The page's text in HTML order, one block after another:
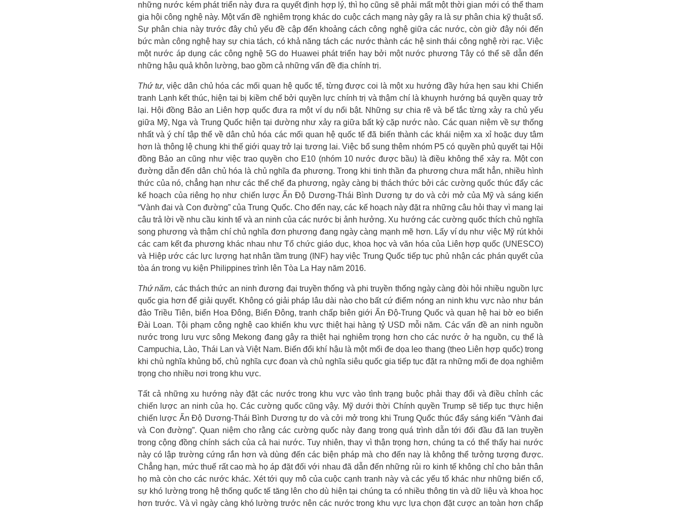
những nước kém phát triển này đưa ra quyết định hợp lý, thì họ cũng sẽ phải mất một thời gian mới có thể tham
gia hội công nghệ này. Một vấn đề nghiêm trọng khác do cuộc cách mạng này gây ra là sự phân chia kỹ thuật số.
Sự phân chia này trước đây chủ yếu đề cập đến khoảng cách công nghệ giữa các nước, còn giờ đây nói đến
bức màn công nghệ hay sự chia tách, có khả năng tách các nước thành các hệ sinh thái công nghệ rời rạc. Việc
một nước áp dụng các công nghệ 5G do Huawei phát triển hay bởi một nước phương Tây có thể sẽ dẫn đến
những hậu quả khôn lường, bao gồm cả những vấn đề địa chính trị.
Thứ tư, việc dân chủ hóa các mối quan hệ quốc tế, từng được coi là một xu hướng đầy hứa hẹn sau khi Chiến
tranh Lạnh kết thúc, hiện tại bị kiềm chế bởi quyền lực chính trị và thậm chí là khuynh hướng bá quyền quay trở
lại. Hội đồng Bảo an Liên hợp quốc đưa ra một ví dụ nổi bật. Những sự chia rẽ và bế tắc từng xảy ra chủ yếu
giữa Mỹ, Nga và Trung Quốc hiện tại dường như xảy ra giữa bất kỳ cặp nước nào. Các quan niệm về sự thống
nhất và ý chí tập thể về dân chủ hóa các mối quan hệ quốc tế đã biến thành các khái niệm xa xỉ hoặc duy tâm
hơn là thông lệ chung khi thế giới quay trở lại tương lai. Việc bổ sung thêm nhóm P5 có quyền phủ quyết tại Hội
đồng Bảo an cũng như việc trao quyền cho E10 (nhóm 10 nước được bầu) là điều không thể xảy ra. Một con
đường dẫn đến dân chủ hóa là chủ nghĩa đa phương. Trong khi tinh thần đa phương chưa mất hẳn, nhiều hình
thức của nó, chẳng hạn như các thể chế đa phương, ngày càng bị thách thức bởi các cường quốc thúc đẩy các
kế hoạch của riêng họ như chiến lược Ấn Độ Dương-Thái Bình Dương tự do và cởi mở của Mỹ và sáng kiến
“Vành đai và Con đường” của Trung Quốc. Cho đến nay, các kế hoạch này đặt ra những câu hỏi thay vì mang lại
câu trả lời về nhu cầu kinh tế và an ninh của các nước bị ảnh hưởng. Xu hướng các cường quốc thích chủ nghĩa
song phương và thậm chí chủ nghĩa đơn phương đang ngày càng mạnh mẽ hơn. Lấy ví dụ như việc Mỹ rút khỏi
các cam kết đa phương khác nhau như Tổ chức giáo dục, khoa học và văn hóa của Liên hợp quốc (UNESCO)
và Hiệp ước các lực lượng hạt nhân tầm trung (INF) hay việc Trung Quốc tiếp tục phủ nhận các phán quyết của
tòa án trong vụ kiện Philippines trình lên Tòa La Hay năm 2016.
Thứ năm, các thách thức an ninh đương đại truyền thống và phi truyền thống ngày càng đòi hỏi nhiều nguồn lực
quốc gia hơn để giải quyết. Không có giải pháp lâu dài nào cho bất cứ điểm nóng an ninh khu vực nào như bán
đảo Triều Tiên, biển Hoa Đông, Biển Đông, tranh chấp biên giới Ấn Độ-Trung Quốc và quan hệ hai bờ eo biển
Đài Loan. Tội phạm công nghệ cao khiến khu vực thiệt hại hàng tỷ USD mỗi năm. Các vấn đề an ninh nguồn
nước trong lưu vực sông Mekong đang gây ra thiệt hại nghiêm trọng hơn cho các nước ở hạ nguồn, cụ thể là
Campuchia, Lào, Thái Lan và Việt Nam. Biến đổi khí hậu là một mối đe dọa leo thang (theo Liên hợp quốc) trong
khi chủ nghĩa khủng bố, chủ nghĩa cực đoan và chủ nghĩa siêu quốc gia tiếp tục đặt ra những mối đe dọa nghiêm
trọng cho nhiều nơi trong khu vực.
Tất cả những xu hướng này đặt các nước trong khu vực vào tình trạng buộc phải thay đổi và điều chỉnh các
chiến lược an ninh của họ. Các cường quốc cũng vậy. Mỹ dưới thời Chính quyền Trump sẽ tiếp tục thực hiện
chiến lược Ấn Độ Dương-Thái Bình Dương tự do và cởi mở trong khi Trung Quốc thúc đẩy sáng kiến “Vành đai
và Con đường”. Quan niệm cho rằng các cường quốc này đang trong quá trình dẫn tới đối đầu đã lan truyền
trong cộng đồng chính sách của cả hai nước. Tuy nhiên, thay vì thận trọng hơn, chúng ta có thể thấy hai nước
này có lập trường cứng rắn hơn và dùng đến các biện pháp mà cho đến nay là không thể tưởng tượng được.
Chẳng hạn, mức thuế rất cao mà họ áp đặt đối với nhau đã dẫn đến những rủi ro kinh tế không chỉ cho bản thân
họ mà còn cho các nước khác. Xét tới quy mô của cuộc cạnh tranh này và các yếu tố khác như những biến cố,
sự khó lường trong hệ thống quốc tế tăng lên cho dù hiện tại chúng ta có nhiều thông tin và dữ liệu và khoa học
hơn trước. Và vì ngày càng khó lường trước nên các nước trong khu vực lựa chọn đặt cược an toàn hơn chấp